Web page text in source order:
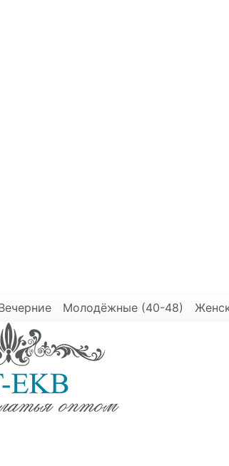
Молодёжные (40-48)